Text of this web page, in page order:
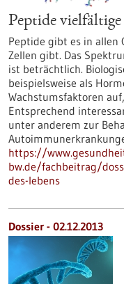
Peptide
Peptide gibt es in allen
Zellen gibt. Das
ist beträchtlich.
beispielsweise als
Wachstumsfaktoren
Entsprechend
unter anderem zur
https://
bw.de/fachbeitrag/
des-lebens
Dossier - 02.12.2013